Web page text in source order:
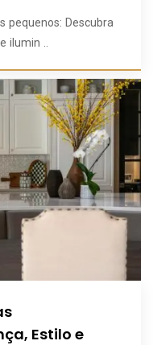
pequenos: Descubra
ilumin ..
Estilo e